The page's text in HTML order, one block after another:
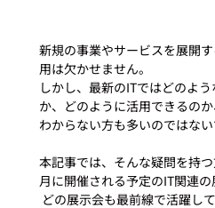
新規の事業やサービスを展開
用は欠かせません。
しかし、最新のITではどのよ
か、どのように活用できるの
わからない方も多いのではない
本記事では、そんな疑問を持
月に開催される予定のIT関連